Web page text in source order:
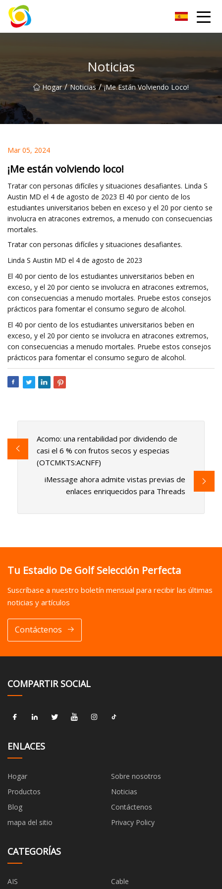
Noticias
Hogar / Noticias / ¡Me Están Volviendo Loco!
Mar 05, 2024
¡Me están volviendo loco!
Tratar con personas difíciles y situaciones desafiantes. Linda S
Austin MD el 4 de agosto de 2023 El 40 por ciento de los
estudiantes universitarios beben en exceso y el 20 por ciento se
involucra en atracones extremos, a menudo con consecuencias
mortales.
Tratar con personas difíciles y situaciones desafiantes.
Linda S Austin MD el 4 de agosto de 2023
El 40 por ciento de los estudiantes universitarios beben en
exceso, y el 20 por ciento se involucra en atracones extremos,
con consecuencias a menudo mortales. Pruebe estos consejos
prácticos para fomentar el consumo seguro de alcohol.
El 40 por ciento de los estudiantes universitarios beben en
exceso, y el 20 por ciento se involucra en atracones extremos,
con consecuencias a menudo mortales. Pruebe estos consejos
prácticos para fomentar el consumo seguro de alcohol.
Acomo: una rentabilidad por dividendo de
casi el 6 % con frutos secos y especias
(OTCMKTS:ACNFF)
iMessage ahora admite vistas previas de
enlaces enriquecidos para Threads
Tu Estadio De Golf Selección Perfecta
Suscríbase a nuestro boletín mensual para recibir las últimas
noticias y artículos
Contáctenos
COMPARTIR SOCIAL
ENLACES
Hogar
Sobre nosotros
Productos
Noticias
Blog
Contáctenos
mapa del sitio
Privacy Policy
CATEGORÍAS
AIS Cable